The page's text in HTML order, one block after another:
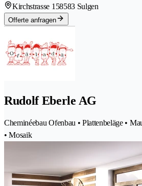
Kirchstrasse 158583 Sulgen
Offerte anfragen
Rudolf Eberle AG
Cheminéebau Ofenbau • Plattenbeläge •
• Mosaik